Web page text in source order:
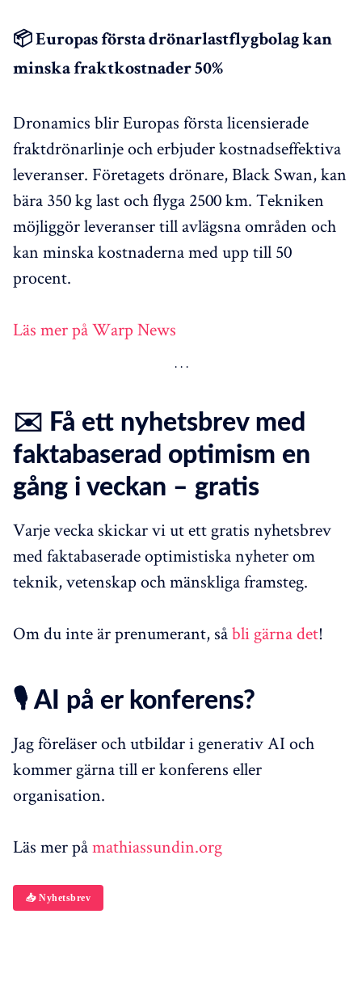
📦 Europas första drönarlastflygbolag kan
minska fraktkostnader 50%
Dronamics blir Europas första licensierade
fraktdrönarlinje och erbjuder kostnadseffektiva
leveranser. Företagets drönare, Black Swan, kan
bära 350 kg last och flyga 2500 km. Tekniken
möjliggör leveranser till avlägsna områden och
kan minska kostnaderna med upp till 50
procent.
Läs mer på Warp News
✉️ Få ett nyhetsbrev med
faktabaserad optimism en
gång i veckan – gratis
Varje vecka skickar vi ut ett gratis nyhetsbrev
med faktabaserade optimistiska nyheter om
teknik, vetenskap och mänskliga framsteg.
Om du inte är prenumerant, såbli gärna det!
🎙️ AI på er konferens?
Jag föreläser och utbildar i generativ AI och
kommer gärna till er konferens eller
organisation.
Läs mer påmathiassundin.org
📥 Nyhetsbrev